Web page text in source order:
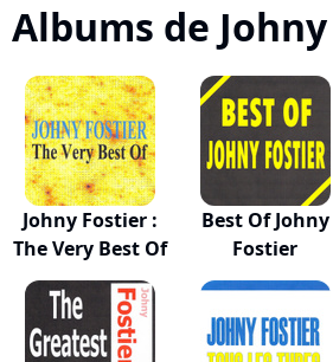
Albums de
Johny Fostier :
The Very Best Of
Best Of Johny
Fostier